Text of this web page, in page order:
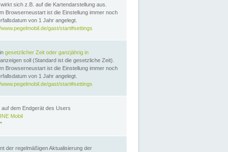
sich z.B. auf die Kartendarstellung aus.
Browserneustart ist die Einstellung immer noch
von 1 Jahr angelegt.
gast/start#settings
gesetzlicher Zeit oder ganzjährig in
anzeigen soll (Standard ist die gesetzliche Zeit).
Browserneustart ist die Einstellung immer noch
von 1 Jahr angelegt.
gast/start#settings
dem Endgerät des Users
Mobil
der regelmäßigen Aktualisierung der